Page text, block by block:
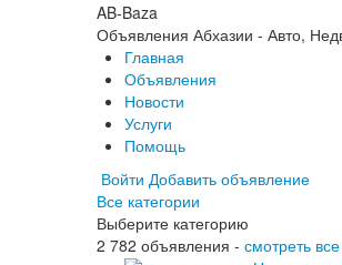
AB-Baza
Объявления Абхазии - Авто,
Главная
Объявления
Новости
Услуги
Помощь
Войти Добавить объявление
Все категории
Выберите категорию
2 782 объявления - смотреть